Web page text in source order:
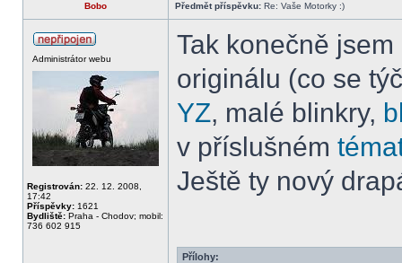
Bobo Předmět příspěvku: Re: Vaše Motorky :)
Administrátor webu
Registrován: 22. 12. 2008,
17:42
Příspěvky: 1621
Bydliště: Praha - Chodov; mobil:
736 602 915
Tak konečně
originálu (co se
YZ, malé blinkry,
v příslušném
Ještě ty nový
Přílohy: